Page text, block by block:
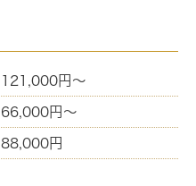
121,000円～
66,000円～
88,000円